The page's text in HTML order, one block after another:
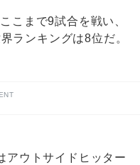
こまで9試合を戦い、
ランキングは8位だ。
ウトサイドヒッター